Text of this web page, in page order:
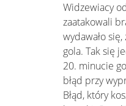
Widzewiacy
zaatakowali
wydawało
gola. Tak się
20. minucie
błąd przy
Błąd, który